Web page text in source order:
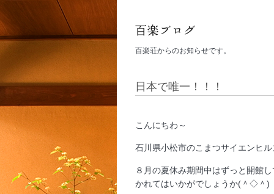
百楽荘からのお知らせです。
日本で唯一！！！
こんにちわ～
石川県小松市のこまつサイエンヒ
８月の夏休み期間中はずっと開館
かれてはいかがでしょうか(＾◇＾)